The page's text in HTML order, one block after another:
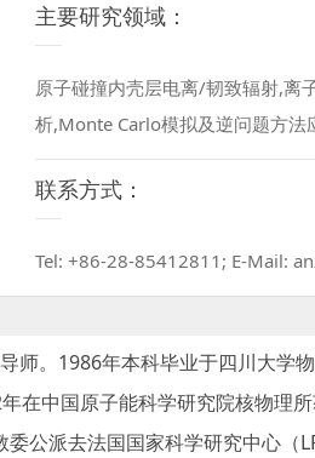
主要研究领域：
原子碰撞内壳层电离/韧致辐射,离
析,Monte Carlo模拟及逆问题方法
联系方式：
Tel: +86-28-85412811; E-Mail:
。1986年本科毕业于四川大学
在中国原子能科学研究院核物理
公派去法国国家科学研究中心（